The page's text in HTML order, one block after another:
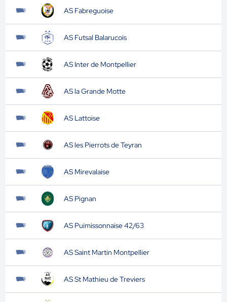
AS Fabreguoise
AS Futsal Balarucois
AS Inter de Montpellier
AS la Grande Motte
AS Lattoise
AS les Pierrots de Teyran
AS Mirevalaise
AS Pignan
AS Puimissonnaise 42/63
AS Saint Martin Montpellier
AS St Mathieu de Treviers